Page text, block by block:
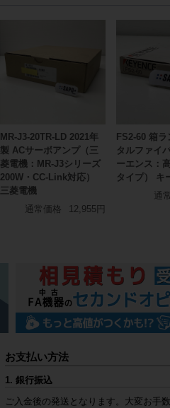
MR-J3-20TR-LD 2021年
製 ACサーボアンプ（三
菱電機：MR-J3シリーズ
200W・CC-Link対応）
三菱電機
通常価格
12,955円
FS2-60 箱
タルファイ
ーエンス：
タイプ） キ
通
お支払い方法
1. 銀行振込
ご入金後の発送となります。大変お手